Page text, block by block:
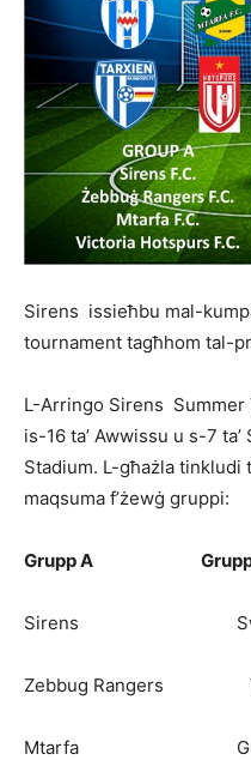
Sirens issieħbu mal-
tournament tagħhom tal-
L-Arringo Sirens
is-16 ta’ Awwissu u s-7
Stadium. L-għażla
maqsuma f’żewġ gruppi:
Grupp A Grupp
Sirens Swieqi
Zebbug Rangers
Mtarfa Gudja